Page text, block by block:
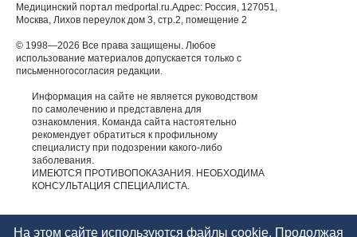
Медицинский портал medportal.ru.Адрес: Россия, 127051,
Москва, Лихов переулок дом 3, стр.2, помещение 2
© 1998—2026 Все права защищены. Любое
использование материалов допускается только с
письменногосогласия редакции.
Информация на сайте не является руководством
по самолечению и представлена для
ознакомления. Команда сайта настоятельно
рекомендует обратиться к профильному
специалисту при подозрении какого-либо
заболевания.
ИМЕЮТСЯ ПРОТИВОПОКАЗАНИЯ. НЕОБХОДИМА
КОНСУЛЬТАЦИЯ СПЕЦИАЛИСТА.
На этом сайте используются файлы cookie. Продолжая